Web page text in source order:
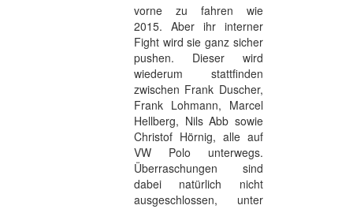
vorne zu fahren wie
2015. Aber ihr interner
Fight wird sie ganz sicher
pushen. Dieser wird
wiederum stattfinden
zwischen Frank Duscher,
Frank Lohmann, Marcel
Hellberg, Nils Abb sowie
Christof Hörnig, alle auf
VW Polo unterwegs.
Überraschungen sind
dabei natürlich nicht
ausgeschlossen, unter